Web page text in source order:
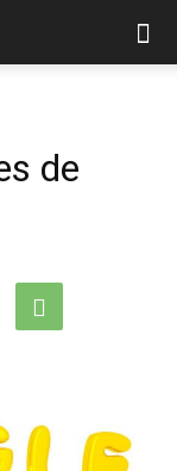
de